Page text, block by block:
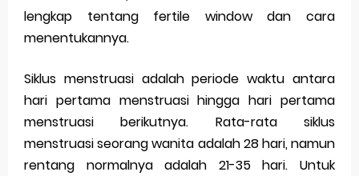
lengkap tentang fertile window dan cara
menentukannya.
Siklus menstruasi adalah periode waktu antara
hari pertama menstruasi hingga hari pertama
menstruasi berikutnya. Rata-rata siklus
menstruasi seorang wanita adalah 28 hari, namun
rentang normalnya adalah 21-35 hari. Untuk